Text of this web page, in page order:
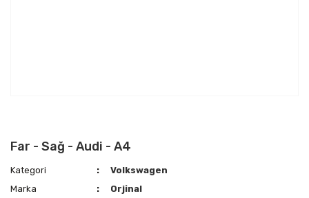
Far - Sağ - Audi - A4
Kategori
Volkswagen
Marka
Orjinal